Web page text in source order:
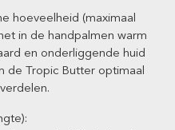
hoeveelheid (maximaal
in de handpalmen warm
en onderliggende huid
de Tropic Butter optimaal